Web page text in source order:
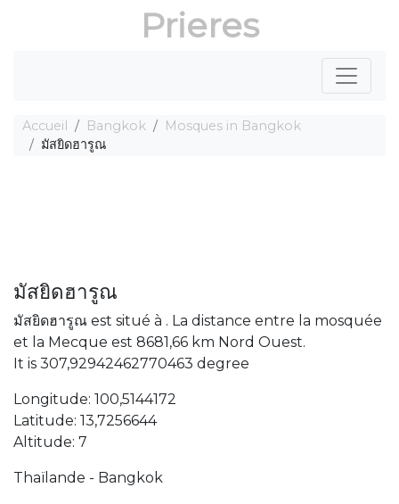
Prieres
Accueil Bangkok
Mosques in Bangkok
มัสยิดฮารูณ
มัสยิดฮารูณ
มัสยิดฮารูณ est situé à . La distance entre la mosquée
et la Mecque est 8681,66 km Nord Ouest.
It is 307,92942462770463 degree
Longitude: 100,5144172
Latitude: 13,7256644
Altitude: 7
Thaïlande - Bangkok